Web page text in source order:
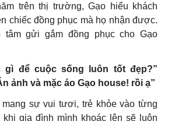
trên thị trường, Gạo hiểu khách
chiếc đồng phục mà họ nhận được.
tâm gửi gắm đồng phục cho Gạo
gì để cuộc sống luôn tốt đẹp?”
ảnh và mặc áo Gạo house! rồi ạ”
mang sự vui tươi, trẻ khỏe vào từng
gia đình mình khoác lên sẽ luôn